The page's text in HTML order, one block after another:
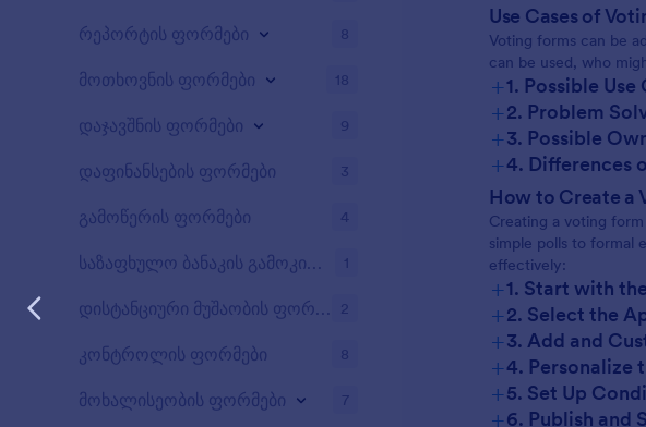
Use Cases of
Voting forms can be
can be used, who
+1. Possible Use
+2. Problem
+3. Possible
+4. Differences
School
Employee
Community
Formal
How to Create a
Creating a voting
simple polls to formal
effectively:
+1. Start with
+2. Select the
+3. Add and
+4. Personalize
+5. Set Up
+6. Publish and
რეპორტის ფორმები 8
მოთხოვნის ფორმები 18
დაჯავშნის ფორმები 9
დაფინანსების ფორმები 3
გამოწერის ფორმები 4
საზაფხულო ბანაკის გამოკითხვები 1
დისტანციური მუშაობის ფორმები 2
კონტროლის ფორმები 8
მოხალისეობის ფორმები 7